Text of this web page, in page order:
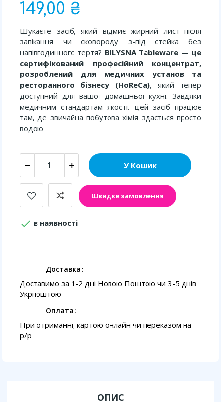
149,00 ₴
Шукаєте засіб, який відмиє жирний лист після
запікання чи сковороду з-під стейка без
напівгодинного тертя? BILYSNA Tableware — це
сертифікований професійний концентрат,
розроблений для медичних установ та
ресторанного бізнесу (HoReCa), який тепер
доступний для вашої домашньої кухні. Завдяки
медичним стандартам якості, цей засіб працює
там, де звичайна побутова хімія здається просто
водою
У Кошик
Швидке замовлення
 в наявності
Доставка
Доставимо за 1-2 дні Новою Поштою чи 3-5 днів
Укрпоштою
Оплата
При отриманні, картою онлайн чи переказом на
p/p
ОПИС